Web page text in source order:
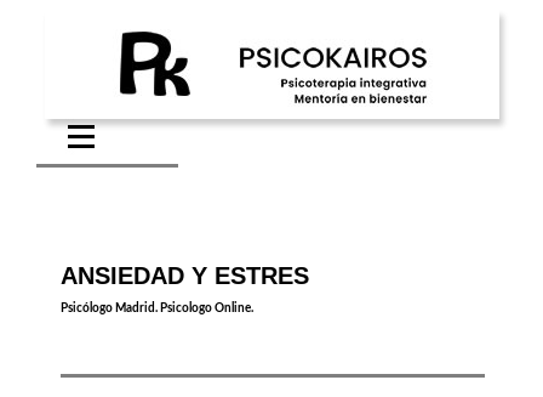
ANSIEDAD Y ESTRES
Psicólogo Madrid. Psicologo Online.